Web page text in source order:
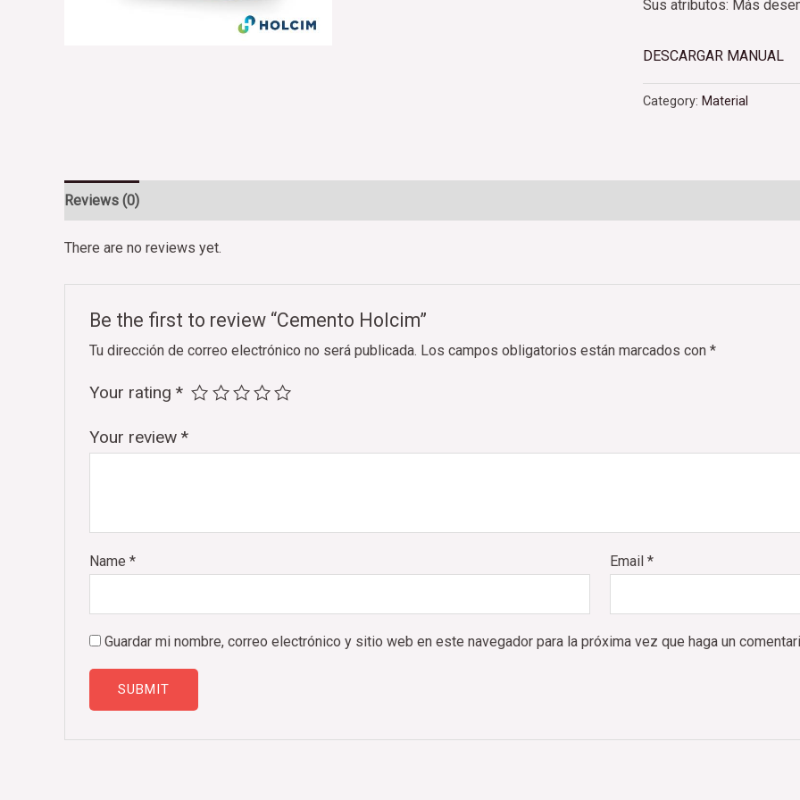
Sus atributos: Más
DESCARGAR MANUAL
Category: Material
Reviews (0)
There are no reviews yet.
Be the first to review “Cemento Holcim”
Tu dirección de correo electrónico no será publicada. Los campos obligatorios están marcados con *
Your rating *
Your review *
Name * Email*
Guardar mi nombre, correo electrónico y sitio web en este navegador para la próxima vez que haga un